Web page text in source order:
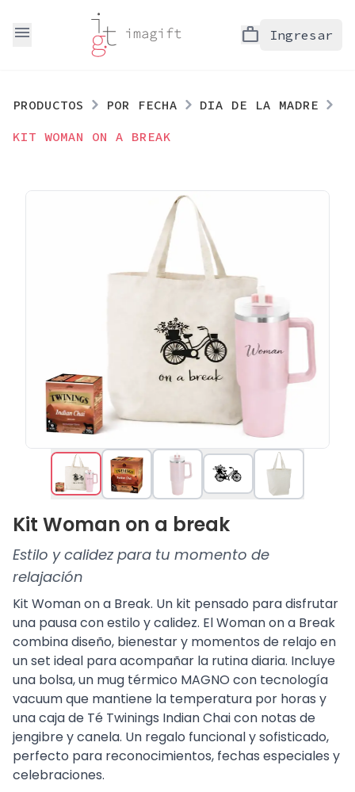
menu work Ingresar
PRODUCTOS POR FECHA
DIA DE LA MADRE
KIT WOMAN ON A BREAK
Kit Woman on a break
Estilo y calidez para tu momento de
relajación
Kit Woman on a Break. Un kit pensado para disfrutar
una pausa con estilo y calidez. El Woman on a Break
combina diseño, bienestar y momentos de relajo en
un set ideal para acompañar la rutina diaria. Incluye
una bolsa, un mug térmico MAGNO con tecnología
vacuum que mantiene la temperatura por horas y
una caja de Té Twinings Indian Chai con notas de
jengibre y canela. Un regalo funcional y sofisticado,
perfecto para reconocimientos, fechas especiales y
celebraciones.